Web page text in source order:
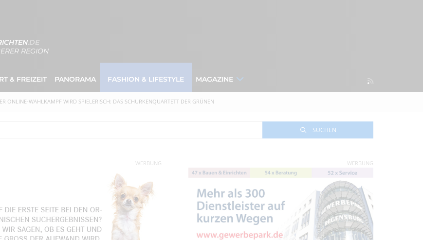
.DE
REGION
& FREIZEIT PANORAMA FASHION & LIFESTYLE MAGAZINE
ONLINE-WAHLKAMPF WIRD SPIELERISCH: DAS SCHURKENQUARTETT DER GRÜNEN
SUCHEN
WERBUNG WERBUNG